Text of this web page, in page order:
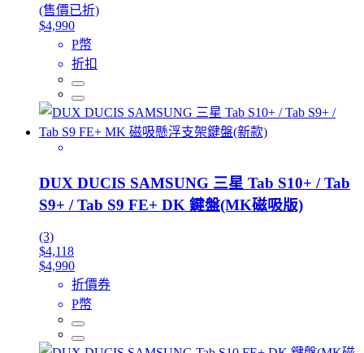
(售價已折)
$4,990
P幣
折扣
DUX DUCIS SAMSUNG 三星 Tab S10+ / Tab
S9+ / Tab S9 FE+ DK 鍵盤(MK磁吸版)
(3)
$4,118
$4,990
折價券
P幣